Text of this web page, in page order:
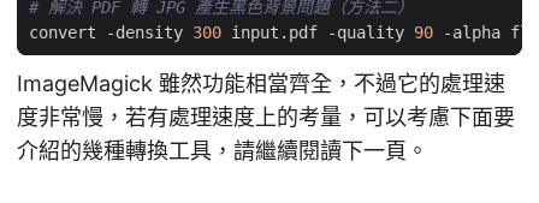
# 解決 PDF 轉 JPG 產生黑色背景問題（方法二）
convert -density 300 input.pdf -quality 90
ImageMagick 雖然功能相當齊全，不過它的處理速
度非常慢，若有處理速度上的考量，可以考慮下面要
介紹的幾種轉換工具，請繼續閱讀下一頁。